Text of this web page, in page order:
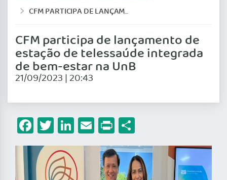
CFM PARTICIPA DE LANÇAMENTO DE ESTAÇÃO DE TELESSAÚDE INTEGRADA DE BEM-ESTAR NA UNB
CFM participa de lançamento de
estação de telessaúde integrada
de bem-estar na UnB
21/09/2023 | 20:43
Facebook
Twitter
LinkedIn
Email
Print